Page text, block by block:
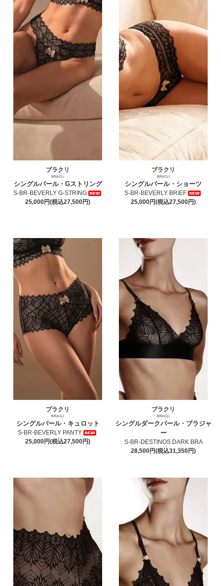
ブラクリ
BRACLI
シングルパール・Gストリング
S-BR-BEVERLY G-STRING
25,000円(税込27,500円)
ブラクリ
BRACLI
シングルパール・ショーツ
S-BR-BEVERLY BRIEF
25,000円(税込27,500円)
ブラクリ
BRACLI
シングルパール・キュロット
S-BR-BEVERLY PANTY
25,000円(税込27,500円)
ブラクリ
BRACLI
シングルダークパール・ブラジャ
ー
S-BR-DESTINOS DARK BRA
28,500円(税込31,350円)